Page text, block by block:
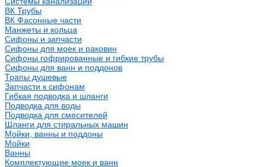
ВК Трубы
ВК Фасонные части
Манжеты и кольца
Сифоны и запчасти
Сифоны для моек и раковин
Сифоны гофрированные и гибкие трубы
Сифоны для ванн и поддонов
Трапы душевые
Запчасти к сифонам
Гибкая подводка и шланги
Подводка для воды
Подводка для смесителей
Шланги для стиральных машин
Мойки, ванны и поддоны
Мойки
Ванны
Комплектующие моек и ванн